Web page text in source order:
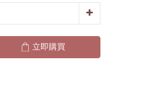
立即購買